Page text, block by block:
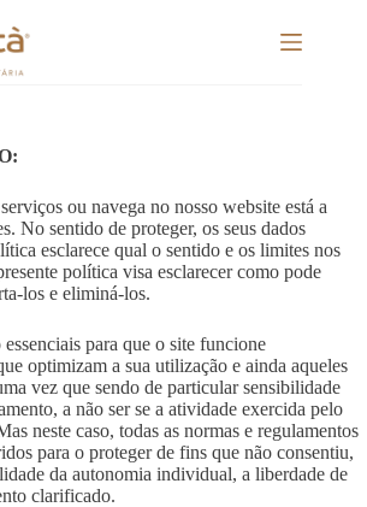
ou navega no nosso website está a
No sentido de proteger, os seus dados
esclarece qual o sentido e os limites nos
política visa esclarecer como pode
los e eliminá-los.
para que o site funcione
optimizam a sua utilização e ainda aqueles
vez que sendo de particular sensibilidade
a não ser se a atividade exercida pelo
neste caso, todas as normas e regulamentos
para o proteger de fins que não consentiu,
da autonomia individual, a liberdade de
clarificado.